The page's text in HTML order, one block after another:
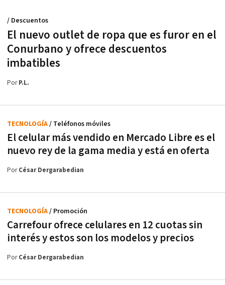
El nuevo outlet de ropa que es furor en el
Conurbano y ofrece descuentos
imbatibles
/ Descuentos
PorP.L.
El celular más vendido en Mercado Libre es el
nuevo rey de la gama media y está en oferta
TECNOLOGÍA/ Teléfonos móviles
PorCésar Dergarabedian
Carrefour ofrece celulares en 12 cuotas sin
interés y estos son los modelos y precios
TECNOLOGÍA/ Promoción
PorCésar Dergarabedian